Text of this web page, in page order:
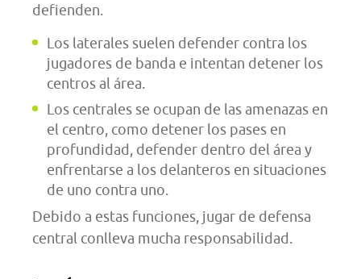
defienden.
Los laterales suelen defender contra los
jugadores de banda e intentan detener los
centros al área.
Los centrales se ocupan de las amenazas en
el centro, como detener los pases en
profundidad, defender dentro del área y
enfrentarse a los delanteros en situaciones
de uno contra uno.
Debido a estas funciones, jugar de defensa
central conlleva mucha responsabilidad.